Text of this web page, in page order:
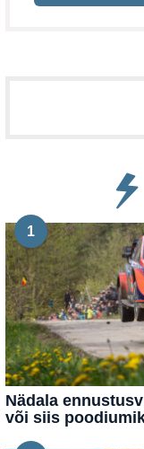
1
Nädala
või siis